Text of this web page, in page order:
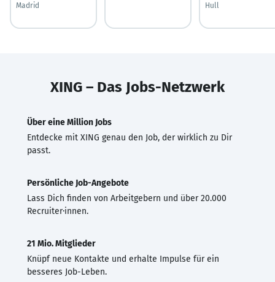
Madrid
Hull
XING – Das Jobs-Netzwerk
Über eine Million Jobs
Entdecke mit XING genau den Job, der wirklich zu Dir
passt.
Persönliche Job-Angebote
Lass Dich finden von Arbeitgebern und über 20.000
Recruiter·innen.
21 Mio. Mitglieder
Knüpf neue Kontakte und erhalte Impulse für ein
besseres Job-Leben.